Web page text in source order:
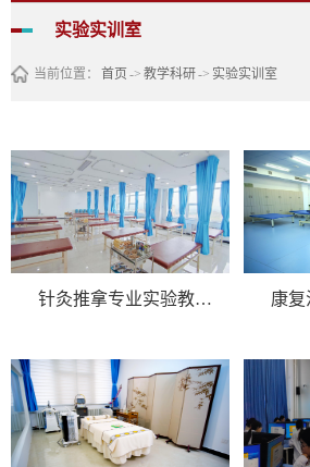
实验实训室
当前位置： 首页 -> 教学科研-> 实验实训室
针灸推拿专业实验教学中心